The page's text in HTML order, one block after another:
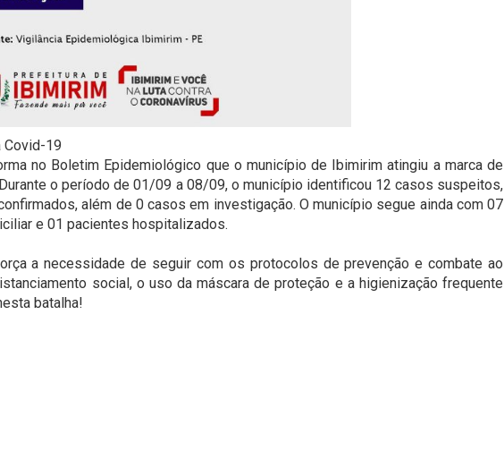
Covid-19
no Boletim Epidemiológico que o município de Ibimirim atingiu a marca de
o período de 01/09 a 08/09, o município identificou 12 casos suspeitos,
além de 0 casos em investigação. O município segue ainda com 07
e 01 pacientes hospitalizados.
a necessidade de seguir com os protocolos de prevenção e combate ao
social, o uso da máscara de proteção e a higienização frequente
batalha!